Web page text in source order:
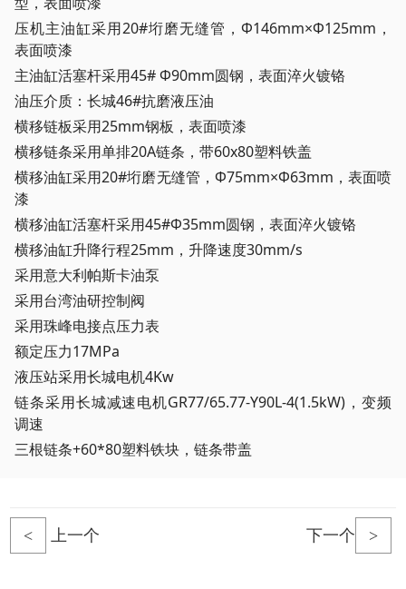
压机主油缸采用20#垳磨无缝管，Ф146mm×Ф125mm，
表面喷漆
主油缸活塞杆采用45# Ф90mm圆钢，表面淬火镀铬
油压介质：长城46#抗磨液压油
横移链板采用25mm钢板，表面喷漆
横移链条采用单排20A链条，带60x80塑料铁盖
横移油缸采用20#垳磨无缝管，Ф75mm×Ф63mm，表面喷
漆
横移油缸活塞杆采用45#Ф35mm圆钢，表面淬火镀铬
横移油缸升降行程25mm，升降速度30mm/s
采用意大利帕斯卡油泵
采用台湾油研控制阀
采用珠峰电接点压力表
额定压力17MPa
液压站采用长城电机4Kw
链条采用长城减速电机GR77/65.77-Y90L-4(1.5kW)，变频
调速
三根链条+60*80塑料铁块，链条带盖
< 上一个 下一个 >